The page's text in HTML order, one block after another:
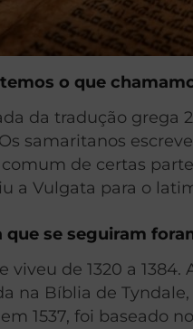
o que
da tradução grega
samaritanos
de certas
a Vulgata para o
se seguiram
viveu de 1320 a
na Bíblia de
1537, foi baseado